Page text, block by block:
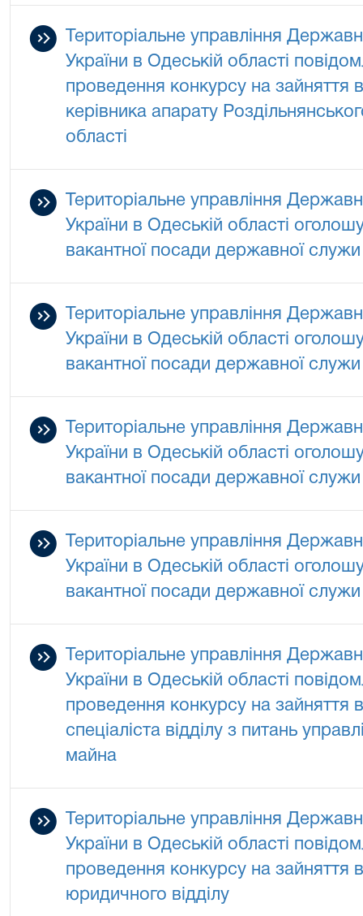
Територіальне управління
України в Одеській області
проведення конкурсу на зайняття
керівника апарату
області
Територіальне управління
України в Одеській області
вакантної посади державної служи
Територіальне управління
України в Одеській області
вакантної посади державної служи
Територіальне управління
України в Одеській області
вакантної посади державної служи
Територіальне управління
України в Одеській області
вакантної посади державної служи
Територіальне управління
України в Одеській області
проведення конкурсу на зайняття
спеціаліста відділу з питань
майна
Територіальне управління
України в Одеській області
проведення конкурсу на зайняття
юридичного відділу